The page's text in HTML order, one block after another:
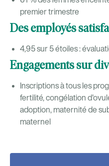
premier trimestre
Des employés
4,95 sur 5 étoiles :
Engagements sur
Inscriptions à tous les
fertilité, congélation
adoption, maternité de
maternel